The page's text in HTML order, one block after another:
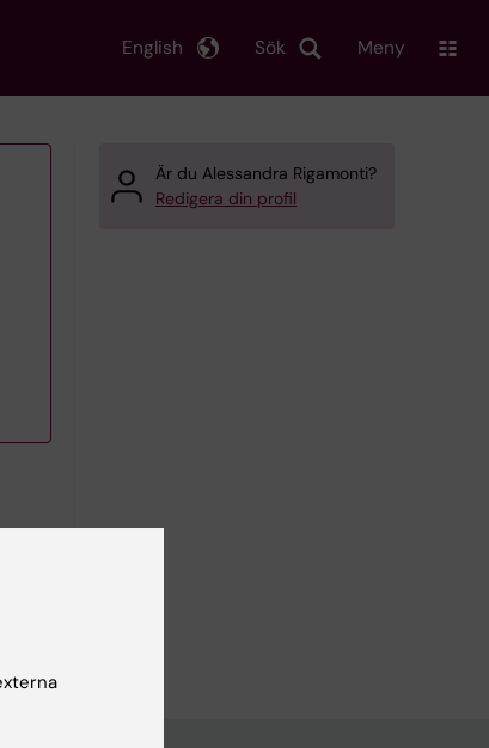
Sök
English Meny
Är du Alessandra Rigamonti?
Redigera din profil